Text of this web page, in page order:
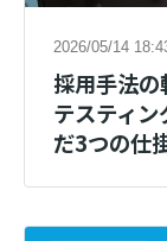
2026/05/14
採用手法
テスティ
だ3つの仕